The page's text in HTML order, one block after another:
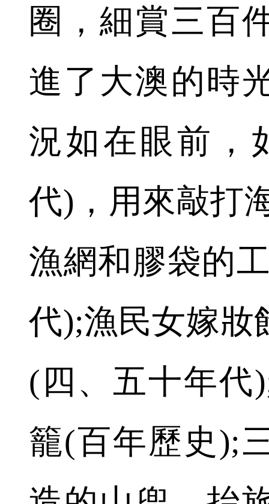
圈，細賞三百
進了大澳的時
況如在眼前，
代)，用來敲打
漁網和膠袋的
代);漁民女嫁妝
(四、五十年代
籠(百年歷史);